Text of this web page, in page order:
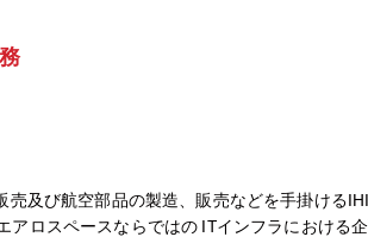
及び航空部品の製造、販売などを手掛ける
ロスペースならではの ITインフラにおける